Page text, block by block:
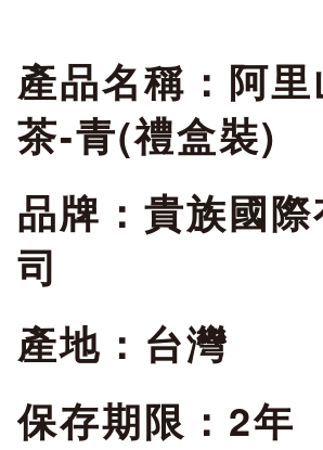
產品名稱：阿
茶-青(禮盒裝)
品牌：貴族國
司
產地：台灣
保存期限：2年